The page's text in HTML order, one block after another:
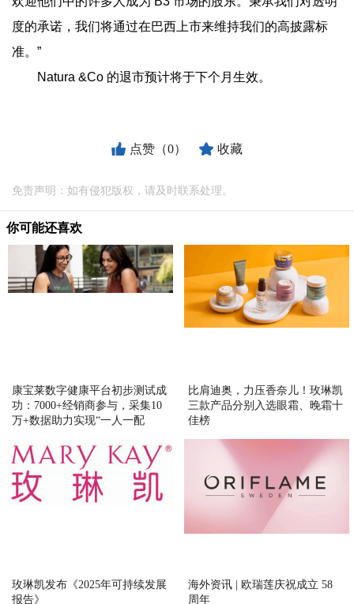
度的承诺，我们将通过在巴西上市来维持我们的高披露标
准。”
Natura &Co 的退市预计将于下个月生效。
点赞（0） 收藏
免责声明：如有侵犯版权，请及时联系处理。
你可能还喜欢
康宝莱数字健康平台初步测试成
功：7000+经销商参与，采集10
万+数据助力实现“一人一配
比肩迪奥，力压香奈儿！玫琳凯
三款产品分别入选眼霜、晚霜十
佳榜
玫琳凯发布《2025年可持续发展
报告》
海外资讯 | 欧瑞莲庆祝成立 58
周年